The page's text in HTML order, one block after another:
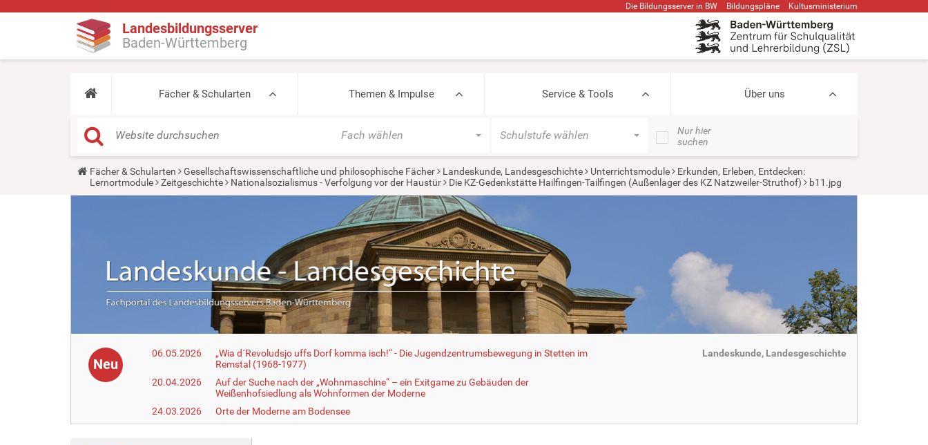
Die Bildungsserver in BW Bildungspläne Kultusministerium
Landesbildungsserver
Baden-Württemberg
Fächer & Schularten Themen & Impulse Service & Tools Über uns
Fach wählen Schulstufe wählen
Nur hier
suchen
Y
u
Fächer & Schularten Gesellschaftswissenschaftliche und philosophische Fächer Landeskunde, Landesgeschichte Unterrichtsmodule
Erkunden, Erleben, Entdecken:
Lernortmodule
Zeitgeschichte Nationalsozialismus - Verfolgung vor der Haustür Die KZ-Gedenkstätte Hailfingen-Tailfingen (Außenlager des KZ Natzweiler-Struthof) b11.jpg
Neu
06.05.2026
„Wia d´Revoludsjo uffs Dorf komma isch!“ - Die Jugendzentrumsbewegung in Stetten im
Remstal (1968-1977)
20.04.2026
Auf der Suche nach der „Wohnmaschine“ – ein Exitgame zu Gebäuden der
Weißenhofsiedlung als Wohnformen der Moderne
24.03.2026
Orte der Moderne am Bodensee
Landeskunde, Landesgeschichte